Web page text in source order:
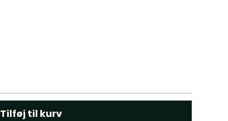
Tilføj til kurv